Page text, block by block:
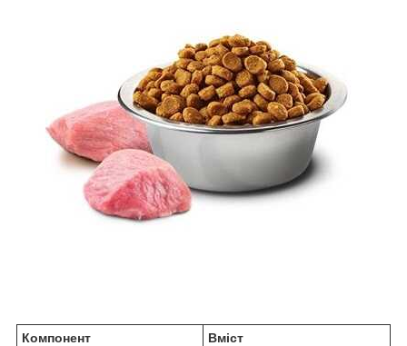
Компонент
Вміст